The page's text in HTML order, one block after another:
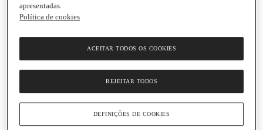
COMPRAS ONLINE SIGA-NOS LOJAS
apresentadas.
Política de cookies
REJEITAR TODOS
ACEITAR TODOS OS COOKIES
DEFINIÇÕES DE COOKIES